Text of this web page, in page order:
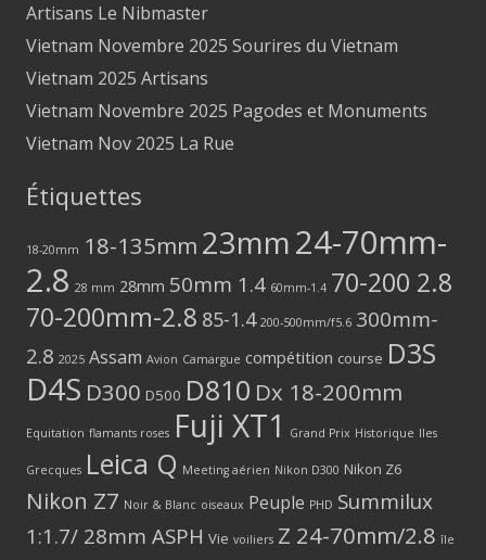
Artisans Le Nibmaster
Vietnam Novembre 2025 Sourires du Vietnam
Vietnam 2025 Artisans
Vietnam Novembre 2025 Pagodes et Monuments
Vietnam Nov 2025 La Rue
Étiquettes
18-20mm 18-135mm 23mm24-70mm-
2.8 28 mm 28mm 50mm 1.4 60mm-1.4 70-200 2.8
70-200mm-2.8 85-1.4 200-500mm/f5.6 300mm-
2.8 2025 Assam Avion Camargue compétition course D3S
D4S D300 D500 D810 Dx 18-200mm
Equitation flamants roses Fuji XT1 Grand Prix Historique Iles
Grecques Leica Q Meeting aérien Nikon D300 Nikon Z6
Nikon Z7 Noir & Blanc oiseaux Peuple PHD Summilux
1:1.7/ 28mm ASPH Vie voiliers Z 24-70mm/2.8 île